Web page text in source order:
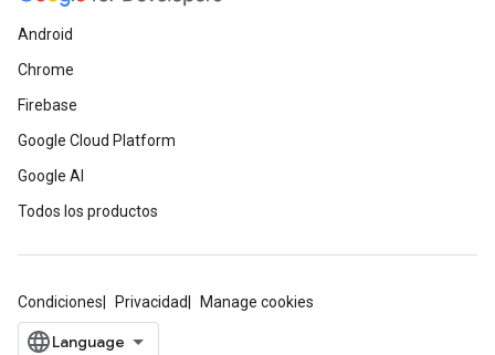
Android
Chrome
Firebase
Google Cloud Platform
Google AI
Todos los productos
Condiciones Privacidad Manage cookies